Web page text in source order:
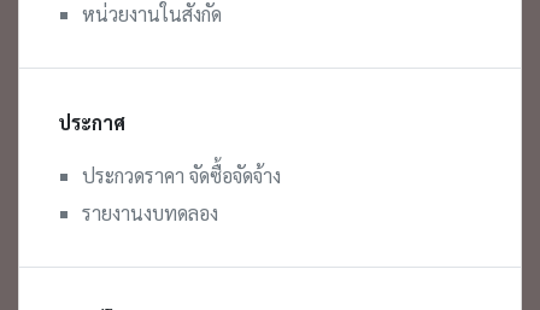
หน่วยงานในสังกัด
ประกาศ
ประกวดราคา จัดซื้อจัดจ้าง
รายงานงบทดลอง